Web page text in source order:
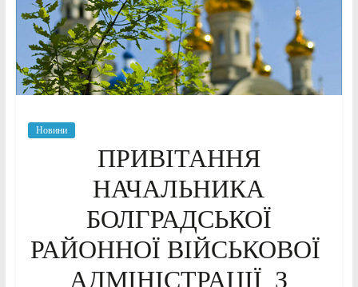
Новини
ПРИВІТАННЯ
НАЧАЛЬНИКА
БОЛГРАДСЬКОЇ
РАЙОННОЇ ВІЙСЬКОВОЇ
АДМІНІСТРАЦІЇ З